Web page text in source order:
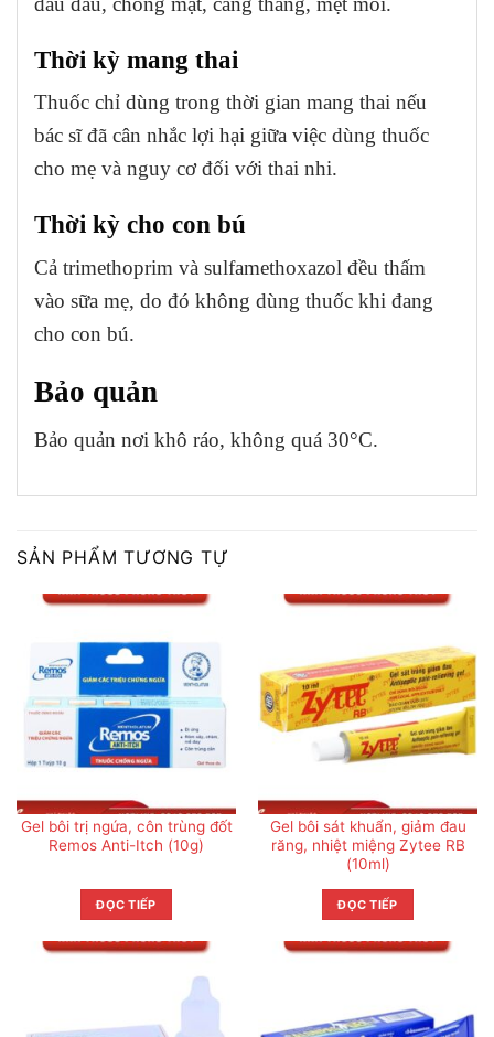
Thời kỳ mang thai
Thuốc chỉ dùng trong thời gian mang thai nếu
bác sĩ đã cân nhắc lợi hại giữa việc dùng thuốc
cho mẹ và nguy cơ đối với thai nhi.
Thời kỳ cho con bú
Cả trimethoprim và sulfamethoxazol đều thấm
vào sữa mẹ, do đó không dùng thuốc khi đang
cho con bú.
Bảo quản
Bảo quản nơi khô ráo, không quá 30°C.
SẢN PHẨM TƯƠNG TỰ
Gel bôi trị ngứa, côn trùng đốt
Remos Anti-Itch (10g)
ĐỌC TIẾP
Gel bôi sát khuẩn, giảm đau
răng, nhiệt miệng Zytee RB
(10ml)
ĐỌC TIẾP